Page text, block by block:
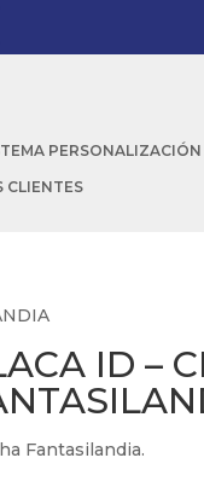
PERSONALIZACIÓN
CLIENTES
ID –
Fantasilandia.